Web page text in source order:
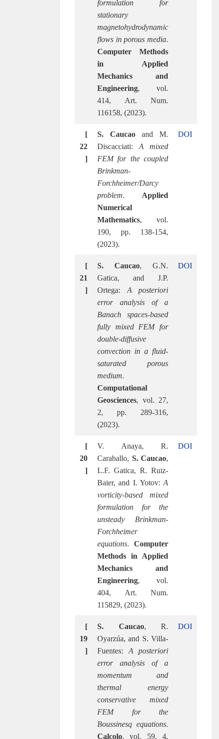
formulation for
stationary
magnetohydrodynamic
flows in porous media.
Computer Methods
in Applied
Mechanics and
Engineering, vol.
414, Art. Num.
116158, (2023).
[
22
]
S. Caucaoand M.
Discacciati: A mixed
FEM for the coupled
Brinkman-
Forchheimer/Darcy
problem. Applied
Numerical
Mathematics, vol.
190, pp. 138-154,
(2023).
DOI
[
21
]
S. Caucao, G.N.
Gatica, and J.P.
Ortega: A posteriori
error analysis of a
Banach spaces-based
fully mixed FEM for
double-diffusive
convection in a fluid-
saturated porous
medium.
Computational
Geosciences, vol. 27,
2, pp. 289-316,
(2023).
DOI
[
20
]
V. Anaya, R.
Caraballo, S. Caucao,
L.F. Gatica, R. Ruiz-
Baier, and I. Yotov:A
vorticity-based mixed
formulation for the
unsteady Brinkman-
Forchheimer
equations.Computer
Methods in Applied
Mechanics and
Engineering, vol.
404, Art. Num.
115829, (2023).
DOI
[
19
]
S. Caucao, R.
Oyarzúa, and S. Villa-
Fuentes: A posteriori
error analysis of a
momentum and
thermal energy
conservative mixed
FEM for the
Boussinesq equations.
Calcolo, vol. 59, 4,
DOI